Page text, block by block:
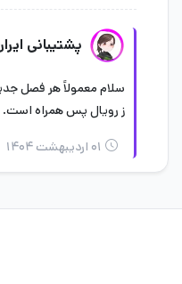
پشتیبانی
سلام معمولاً هر فصل
ز رویال پس همراه است.
۰۱ اردیبهشت ۱۴۰۴